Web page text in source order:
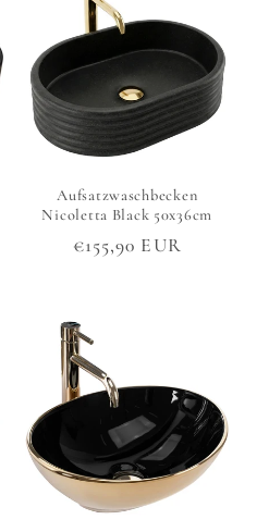
Aufsatzwaschbecken
Nicoletta Black 50x36cm
Normaler
€155,90 EUR